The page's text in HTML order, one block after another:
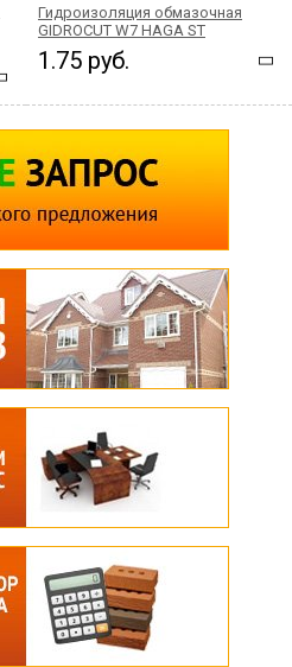
Гидроизоляция обмазочная
GIDROCUT W7 HAGA ST
1.75 руб.